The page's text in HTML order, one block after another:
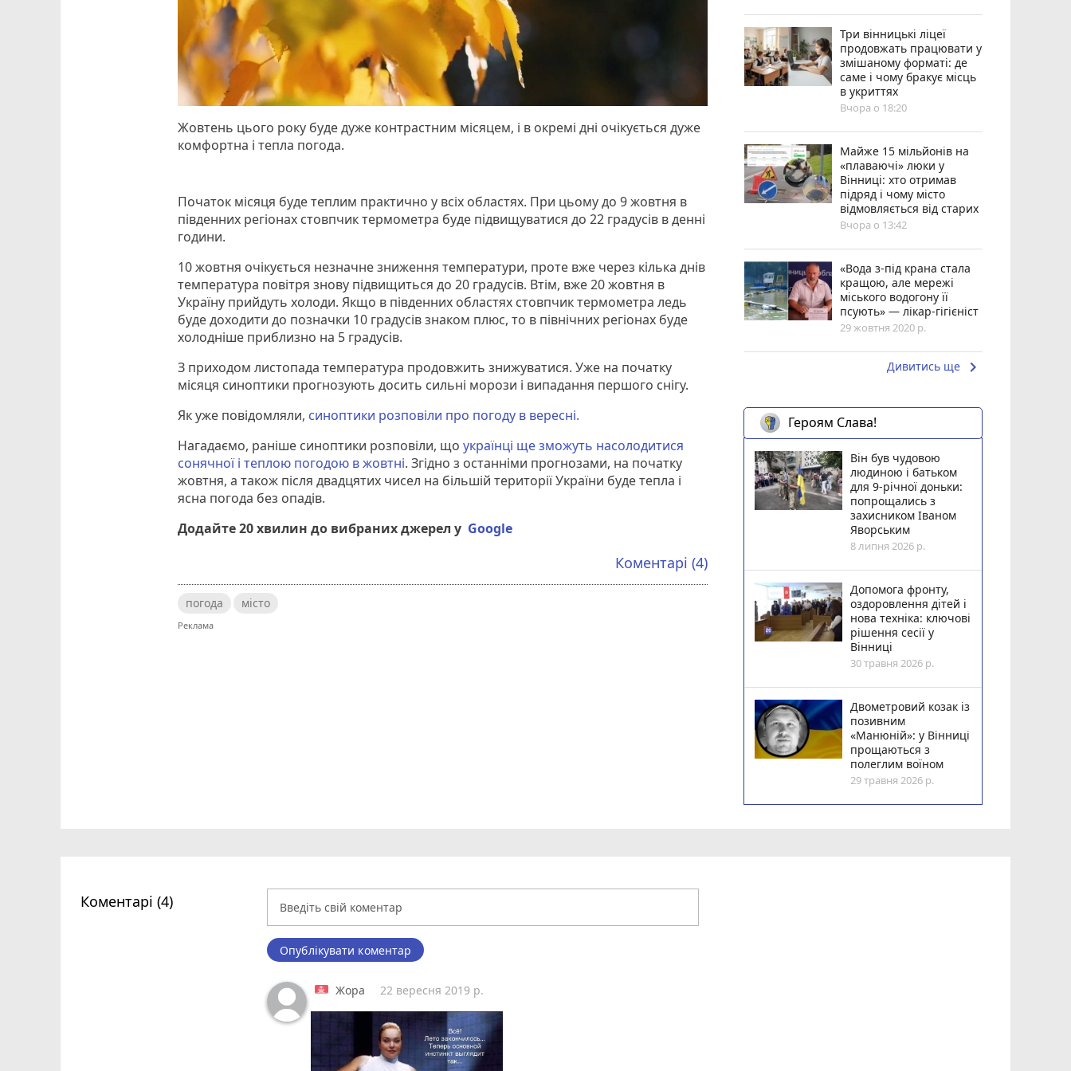
Жовтень цього року буде дуже контрастним місяцем, і в окремі дні очікується дуже
комфортна і тепла погода.
Початок місяця буде теплим практично у всіх областях. При цьому до 9 жовтня в
південних регіонах стовпчик термометра буде підвищуватися до 22 градусів в денні
години.
10 жовтня очікується незначне зниження температури, проте вже через кілька днів
температура повітря знову підвищиться до 20 градусів. Втім, вже 20 жовтня в
Україну прийдуть холоди. Якщо в південних областях стовпчик термометра ледь
буде доходити до позначки 10 градусів знаком плюс, то в північних регіонах буде
холодніше приблизно на 5 градусів.
З приходом листопада температура продовжить знижуватися. Уже на початку
місяця синоптики прогнозують досить сильні морози і випадання першого снігу.
Як уже повідомляли, синоптики розповіли про погоду в вересні.
Нагадаємо, раніше синоптики розповіли, щоукраїнці ще зможуть насолодитися
сонячної і теплою погодою в жовтні. Згідно з останніми прогнозами, на початку
жовтня, а також після двадцятих чисел на більшій території України буде тепла і
ясна погода без опадів.
Додайте 20 хвилин до вибраних джерел у Google
Коментарі (4)
погода місто
Три вінницькі ліцеї
продовжать працювати у
змішаному форматі: де
саме і чому бракує місць
в укриттях
Вчора о 18:20
Майже 15 мільйонів на
«плаваючі» люки у
Вінниці: хто отримав
підряд і чому місто
відмовляється від старих
Вчора о 13:42
«Вода з-під крана стала
кращою, але мережі
міського водогону її
псують» — лікар-гігієніст
29 жовтня 2020 р.
Дивитись ще keyboard_arrow_right
Героям Слава!
Він був чудовою
людиною і батьком
для 9-річної доньки:
попрощались з
захисником Іваном
Яворським
8 липня 2026 р.
Допомога фронту,
оздоровлення дітей і
нова техніка: ключові
рішення сесії у
Вінниці
30 травня 2026 р.
Двометровий козак із
позивним
«Манюній»: у Вінниці
прощаються з
полеглим воїном
29 травня 2026 р.
Коментарі (4)
Опублікувати коментар
Жора 22 вересня 2019 р.